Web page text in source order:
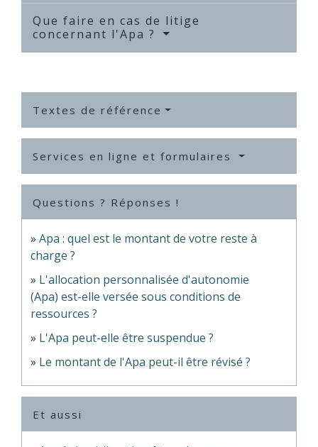
Que faire en cas de litige
concernant l'Apa ?
Textes de référence
Services en ligne et formulaires
Questions ? Réponses !
Apa : quel est le montant de votre reste à
charge ?
L'allocation personnalisée d'autonomie
(Apa) est-elle versée sous conditions de
ressources ?
L'Apa peut-elle être suspendue ?
Le montant de l'Apa peut-il être révisé ?
Et aussi